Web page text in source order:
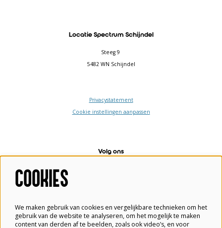
Locatie Spectrum Schijndel
Steeg 9
5482 WN Schijndel
Privacystatement
Cookie instellingen aanpassen
Volg ons
COOKIES
We maken gebruik van cookies en vergelijkbare technieken om het
gebruik van de website te analyseren, om het mogelijk te maken
content van derden af te beelden, zoals ook video’s, en voor